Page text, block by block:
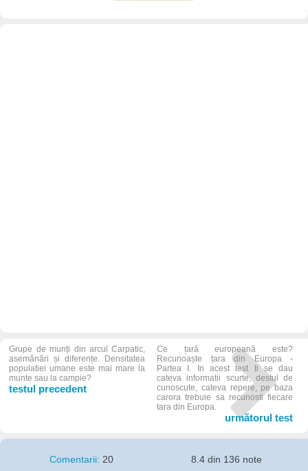
Grupe de munți din arcul Carpatic,
asemănări și diferențe. Densitatea
populatiei umane este mai mare la
munte sau la campie?
testul precedent
Ce țară europeană este?
Recunoaște țara din Europa -
Partea I. In acest test ti se dau
cateva informatii scurte, destul de
cunoscute, cateva repere, pe baza
carora trebuie sa recunosti fiecare
tara din Europa.
următorul test
Comentarii: 20 8.4 din 136 note